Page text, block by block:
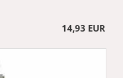
14,93 EUR